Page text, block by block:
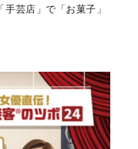
芸店」で「お菓子」